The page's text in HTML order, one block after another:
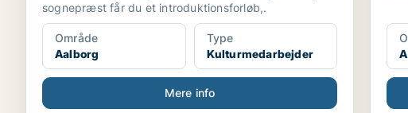
sognepræst får du et introduktionsforløb,.
Område
Aalborg
Type
Kulturmedarbejder
Mere info